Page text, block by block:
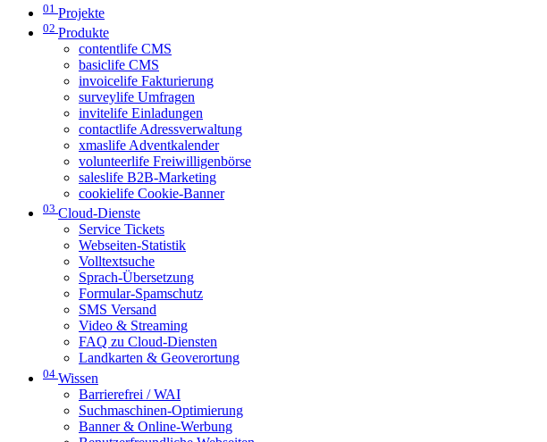
01 Projekte
02 Produkte
contentlife CMS
basiclife CMS
invoicelife Fakturierung
surveylife Umfragen
invitelife Einladungen
contactlife Adressverwaltung
xmaslife Adventkalender
volunteerlife Freiwilligenbörse
saleslife B2B-Marketing
cookielife Cookie-Banner
03 Cloud-Dienste
Service Tickets
Webseiten-Statistik
Volltextsuche
Sprach-Übersetzung
Formular-Spamschutz
SMS Versand
Video & Streaming
FAQ zu Cloud-Diensten
Landkarten & Geoverortung
04 Wissen
Barrierefrei / WAI
Suchmaschinen-Optimierung
Banner & Online-Werbung